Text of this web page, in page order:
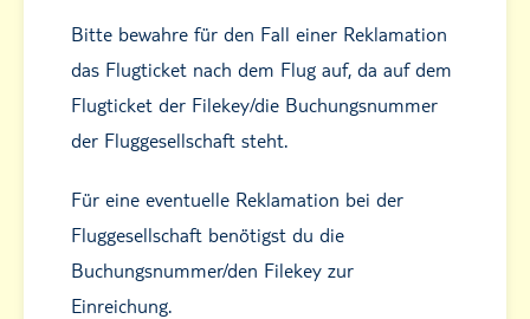
Bitte bewahre für den Fall einer Reklamation
das Flugticket nach dem Flug auf, da auf dem
Flugticket der Filekey/die Buchungsnummer
der Fluggesellschaft steht.
Für eine eventuelle Reklamation bei der
Fluggesellschaft benötigst du die
Buchungsnummer/den Filekey zur
Einreichung.